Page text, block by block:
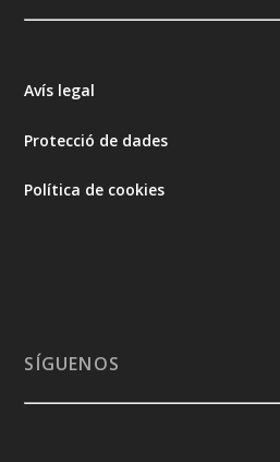
Avís legal
Protecció de dades
Política de cookies
SÍGUENOS